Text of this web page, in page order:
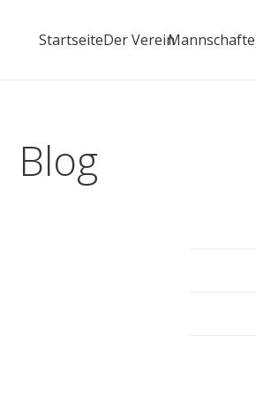
StartseiteDer Verein
Blog